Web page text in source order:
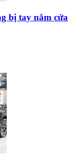
bị tay nắm cửa